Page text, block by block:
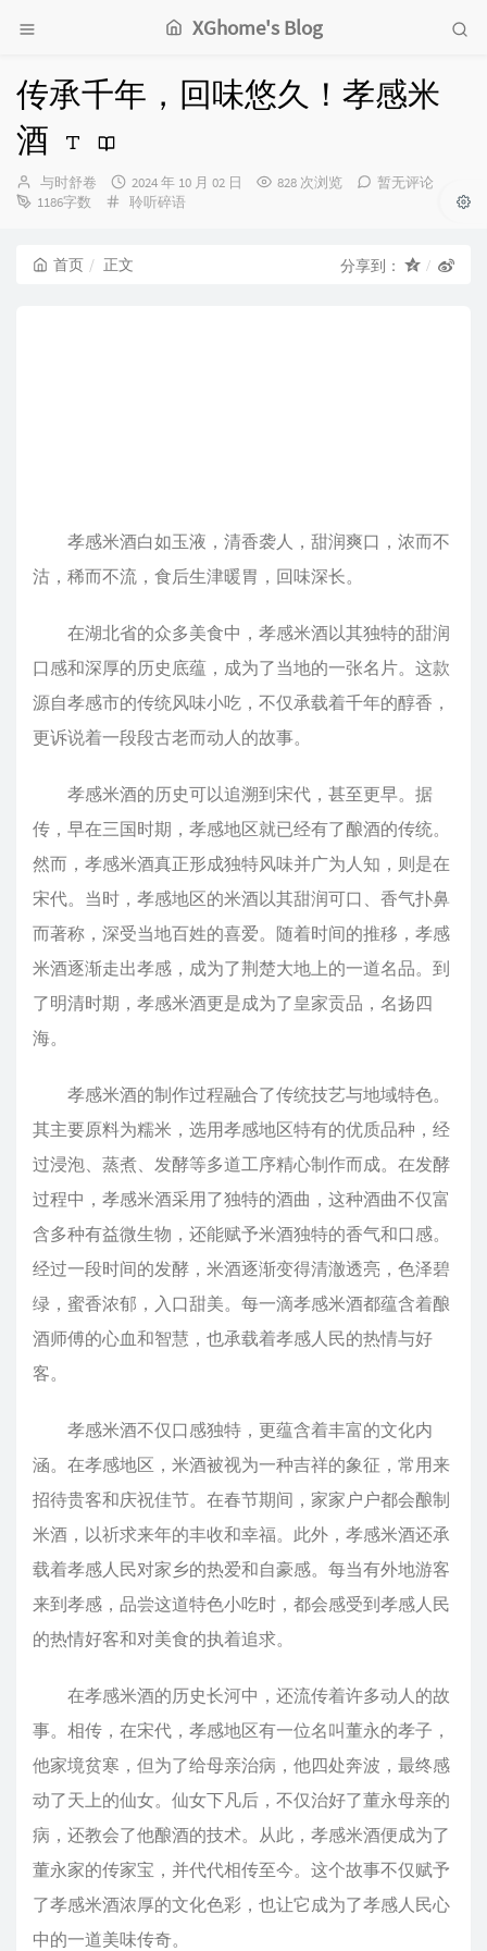
XGhome's Blog
传承千年，回味悠久！孝感米
酒
博
主：
与时舒卷
发
布
2024 年 10 月 02 日 828 次浏览
暂无评论
1186字数
分
聆听碎语
首页 正文 分享到：
孝感米酒白如玉液，清香袭人，甜润爽口，浓而不
沽，稀而不流，食后生津暖胃，回味深长。
在湖北省的众多美食中，孝感米酒以其独特的甜润
口感和深厚的历史底蕴，成为了当地的一张名片。这款
源自孝感市的传统风味小吃，不仅承载着千年的醇香，
更诉说着一段段古老而动人的故事。
孝感米酒的历史可以追溯到宋代，甚至更早。据
传，早在三国时期，孝感地区就已经有了酿酒的传统。
然而，孝感米酒真正形成独特风味并广为人知，则是在
宋代。当时，孝感地区的米酒以其甜润可口、香气扑鼻
而著称，深受当地百姓的喜爱。随着时间的推移，孝感
米酒逐渐走出孝感，成为了荆楚大地上的一道名品。到
了明清时期，孝感米酒更是成为了皇家贡品，名扬四
海。
孝感米酒的制作过程融合了传统技艺与地域特色。
其主要原料为糯米，选用孝感地区特有的优质品种，经
过浸泡、蒸煮、发酵等多道工序精心制作而成。在发酵
过程中，孝感米酒采用了独特的酒曲，这种酒曲不仅富
含多种有益微生物，还能赋予米酒独特的香气和口感。
经过一段时间的发酵，米酒逐渐变得清澈透亮，色泽碧
绿，蜜香浓郁，入口甜美。每一滴孝感米酒都蕴含着酿
酒师傅的心血和智慧，也承载着孝感人民的热情与好
客。
孝感米酒不仅口感独特，更蕴含着丰富的文化内
涵。在孝感地区，米酒被视为一种吉祥的象征，常用来
招待贵客和庆祝佳节。在春节期间，家家户户都会酿制
米酒，以祈求来年的丰收和幸福。此外，孝感米酒还承
载着孝感人民对家乡的热爱和自豪感。每当有外地游客
来到孝感，品尝这道特色小吃时，都会感受到孝感人民
的热情好客和对美食的执着追求。
在孝感米酒的历史长河中，还流传着许多动人的故
事。相传，在宋代，孝感地区有一位名叫董永的孝子，
他家境贫寒，但为了给母亲治病，他四处奔波，最终感
动了天上的仙女。仙女下凡后，不仅治好了董永母亲的
病，还教会了他酿酒的技术。从此，孝感米酒便成为了
董永家的传家宝，并代代相传至今。这个故事不仅赋予
了孝感米酒浓厚的文化色彩，也让它成为了孝感人民心
中的一道美味传奇。